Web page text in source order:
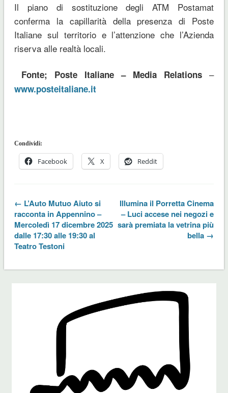
Il piano di sostituzione degli ATM Postamat
conferma la capillarità della presenza di Poste
Italiane sul territorio e l’attenzione che l’Azienda
riserva alle realtà locali.
Fonte; Poste Italiane – Media Relations –
www.posteitaliane.it
Condividi:
Facebook X Reddit
← L’Auto Mutuo Aiuto si
racconta in Appennino –
Mercoledì 17 dicembre 2025
dalle 17:30 alle 19:30 al
Teatro Testoni
Illumina il Porretta Cinema
– Luci accese nei negozi e
sarà premiata la vetrina più
bella →